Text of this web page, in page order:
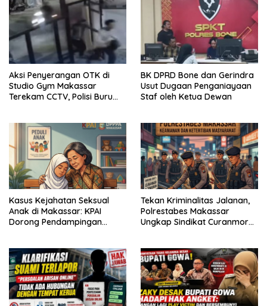
Aksi Penyerangan OTK di
Studio Gym Makassar
Terekam CCTV, Polisi Buru
BK DPRD Bone dan Gerindra
Usut Dugaan Penganiayaan
Staf oleh Ketua Dewan
Kasus Kejahatan Seksual
Anak di Makassar: KPAI
Dorong Pendampingan
Tekan Kriminalitas Jalanan,
Polrestabes Makassar
Ungkap Sindikat Curanmor